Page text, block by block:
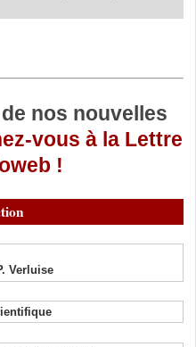
nos nouvelles
vous à la Lettre
!
Verluise